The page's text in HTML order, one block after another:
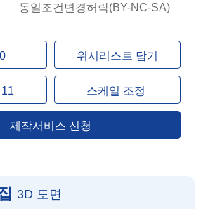
동일조건변경허락(BY-NC-SA)
위시리스트 담기
스케일 조정
제작서비스 신청
3D 도면